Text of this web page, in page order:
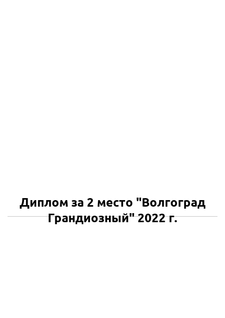
Диплом за 2 место "Волгоград
Грандиозный" 2022 г.